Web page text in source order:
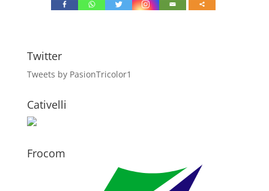
Twitter
Tweets by PasionTricolor1
Cativelli
Frocom